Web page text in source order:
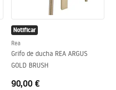
Notificar
Rea
Grifo de ducha REA ARGUS
GOLD BRUSH
90,00 €